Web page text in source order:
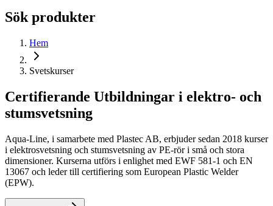
Sök produkter
Hem
Svetskurser
Certifierande Utbildningar i elektro- och
stumsvetsning
Aqua-Line, i samarbete med Plastec AB, erbjuder sedan 2018 kurser
i elektrosvetsning och stumsvetsning av PE-rör i små och stora
dimensioner. Kurserna utförs i enlighet med EWF 581-1 och EN
13067 och leder till certifiering som European Plastic Welder
(EPW).